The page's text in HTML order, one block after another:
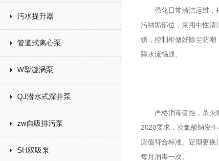
污水提升器
管道式离心泵
W型漩涡泵
QJ潜水式深井泵
zw自吸排污泵
SH双吸泵
强化日常清洁运维，杜
污纳垢部位，采用中性
锈，控制柜做好除尘防潮
障水流畅通。
严格消毒管控，杀灭
2020要求，次氯酸钠发
测值符合标准。定期更
每月消毒一次。